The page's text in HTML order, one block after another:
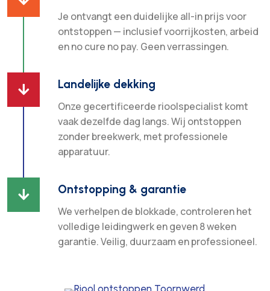
Je ontvangt een duidelijke all-in prijs voor
ontstoppen — inclusief voorrijkosten, arbeid
en no cure no pay. Geen verrassingen.
 Landelijke dekking
Onze gecertificeerde rioolspecialist komt
vaak dezelfde dag langs. Wij ontstoppen
zonder breekwerk, met professionele
apparatuur.
 Ontstopping & garantie
We verhelpen de blokkade, controleren het
volledige leidingwerk en geven 8 weken
garantie. Veilig, duurzaam en professioneel.